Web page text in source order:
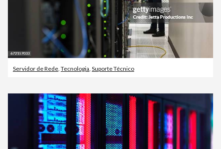
Servidor de Rede, Tecnologia, Suporte Técnico